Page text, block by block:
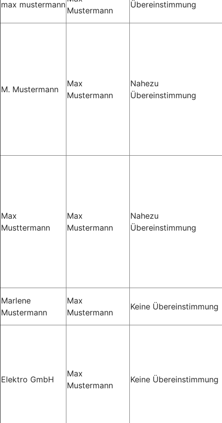
max mustermann
Mustermann
Übereinstimmung
M. Mustermann
Max
Mustermann
Nahezu
Übereinstimmung
Max
Musttermann
Max
Mustermann
Nahezu
Übereinstimmung
Marlene
Mustermann
Max
Mustermann
Keine Übereinstimmung
Elektro GmbH
Max
Mustermann
Keine Übereinstimmung